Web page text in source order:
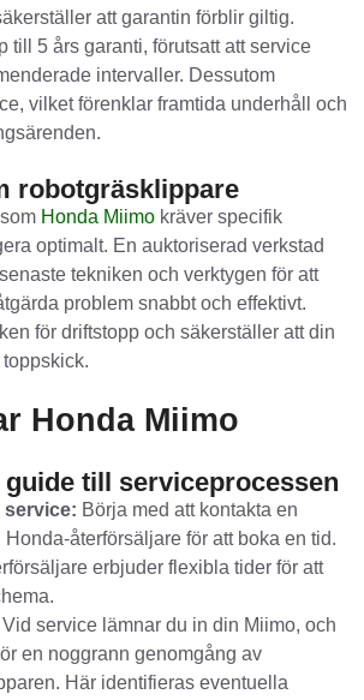
att garantin förblir giltig.
till 5 års garanti, förutsatt att service
intervaller. Dessutom
vilket förenklar framtida underhåll och
robotgräsklippare
Honda Miimo kräver specifik
optimalt. En auktoriserad verkstad
tekniken och verktygen för att
problem snabbt och effektivt.
för driftstopp och säkerställer att din
Honda Miimo
till serviceprocessen
service: Börja med att kontakta en
återförsäljare för att boka en tid.
erbjuder flexibla tider för att
Vid service lämnar du in din Miimo, och
en noggrann genomgång av
Här identifieras eventuella